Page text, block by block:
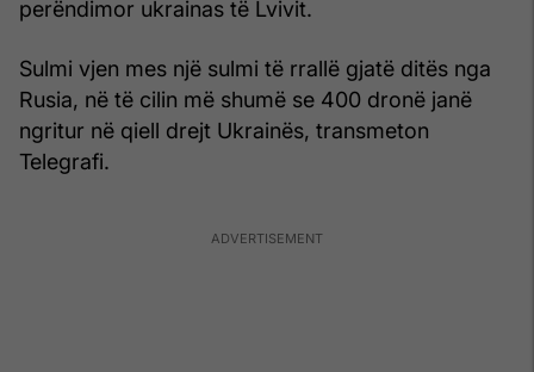
perëndimor ukrainas të Lvivit.
Sulmi vjen mes një sulmi të rrallë gjatë ditës nga
Rusia, në të cilin më shumë se 400 dronë janë
ngritur në qiell drejt Ukrainës, transmeton
Telegrafi.